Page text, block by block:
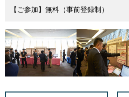
【ご参加】無料（事前登録制）